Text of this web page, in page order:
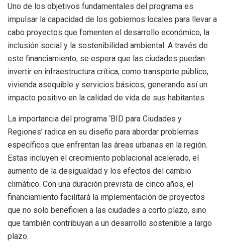
Uno de los objetivos fundamentales del programa es
impulsar la capacidad de los gobiernos locales para llevar a
cabo proyectos que fomenten el desarrollo económico, la
inclusión social y la sostenibilidad ambiental. A través de
este financiamiento, se espera que las ciudades puedan
invertir en infraestructura crítica, como transporte público,
vivienda asequible y servicios básicos, generando así un
impacto positivo en la calidad de vida de sus habitantes.
La importancia del programa ‘BID para Ciudades y
Regiones’ radica en su diseño para abordar problemas
específicos que enfrentan las áreas urbanas en la región.
Estas incluyen el crecimiento poblacional acelerado, el
aumento de la desigualdad y los efectos del cambio
climático. Con una duración prevista de cinco años, el
financiamiento facilitará la implementación de proyectos
que no solo beneficien a las ciudades a corto plazo, sino
que también contribuyan a un desarrollo sostenible a largo
plazo.